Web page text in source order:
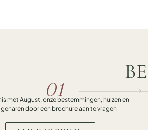
01
met August, onze bestemmingen, huizen en
door een brochure aan te vragen